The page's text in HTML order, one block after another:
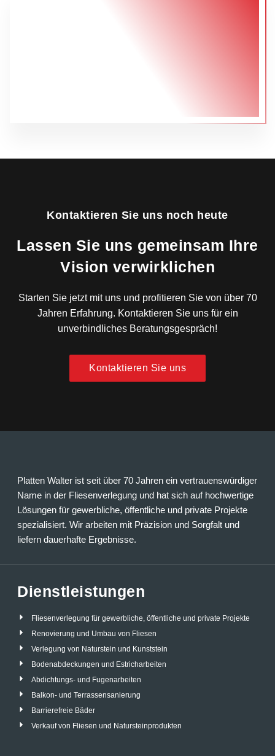
Kontaktieren Sie uns noch heute
Lassen Sie uns gemeinsam Ihre
Vision verwirklichen
Starten Sie jetzt mit uns und profitieren Sie von über 70
Jahren Erfahrung. Kontaktieren Sie uns für ein
unverbindliches Beratungsgespräch!
Kontaktieren Sie uns
Platten Walter ist seit über 70 Jahren ein vertrauenswürdiger
Name in der Fliesenverlegung und hat sich auf hochwertige
Lösungen für gewerbliche, öffentliche und private Projekte
spezialisiert. Wir arbeiten mit Präzision und Sorgfalt und
liefern dauerhafte Ergebnisse.
Dienstleistungen
Fliesenverlegung für gewerbliche, öffentliche und private Projekte
Renovierung und Umbau von Fliesen
Verlegung von Naturstein und Kunststein
Bodenabdeckungen und Estricharbeiten
Abdichtungs- und Fugenarbeiten
Balkon- und Terrassensanierung
Barrierefreie Bäder
Verkauf von Fliesen und Natursteinprodukten